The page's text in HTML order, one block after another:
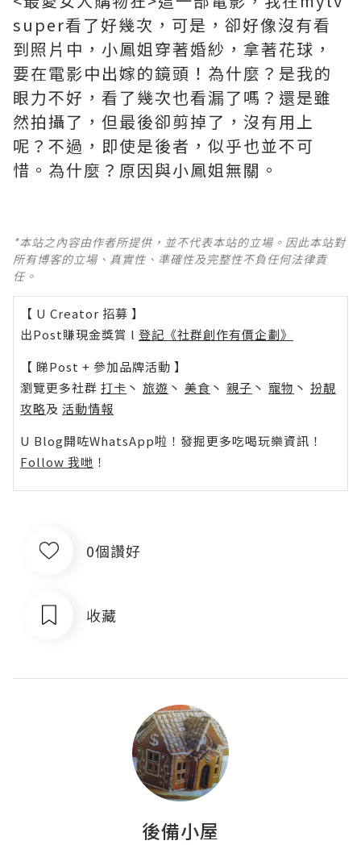
super看了好幾次，可是，卻好像沒有看
到照片中，小鳳姐穿著婚紗，拿著花球，
要在電影中出嫁的鏡頭！為什麼？是我的
眼力不好，看了幾次也看漏了嗎？還是雖
然拍攝了，但最後卻剪掉了，沒有用上
呢？不過，即使是後者，似乎也並不可
惜。為什麼？原因與小鳳姐無關。
*本站之內容由作者所提供，並不代表本站的立場。因此本站對
所有博客的立場、真實性、準確性及完整性不負任何法律責
任。
【 U Creator 招募 】
出Post賺現金獎賞 l 登記《社群創作有價企劃》
【 睇Post + 參加品牌活動 】
瀏覽更多社群 打卡 丶 旅遊 丶 美食 丶 親子 丶 寵物 丶 扮靚
攻略及 活動情報
U Blog開咗WhatsApp啦！發掘更多吃喝玩樂資訊！
Follow 我哋 ！
0個讚好
收藏
後備小屋